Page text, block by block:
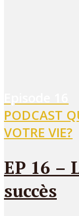
PODCAST
VOTRE VIE?
EP 16 –
succès